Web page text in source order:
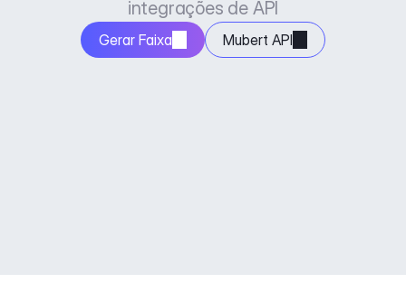
integrações de API
Gerar Faixa Mubert API